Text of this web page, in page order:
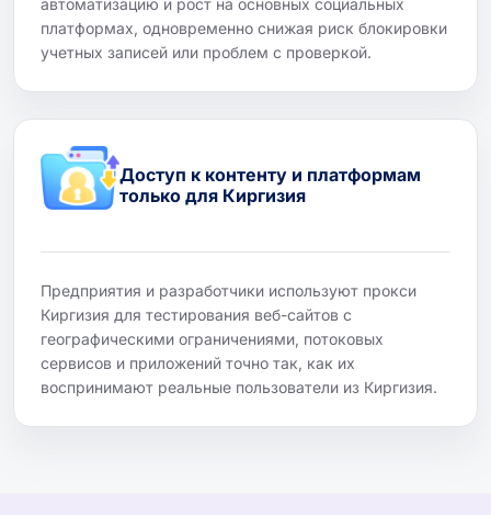
платформах, одновременно снижая риск блокировки
учетных записей или проблем с проверкой.
Доступ к контенту и платформам
только для Киргизия
Предприятия и разработчики используют прокси
Киргизия для тестирования веб-сайтов с
географическими ограничениями, потоковых
сервисов и приложений точно так, как их
воспринимают реальные пользователи из Киргизия.